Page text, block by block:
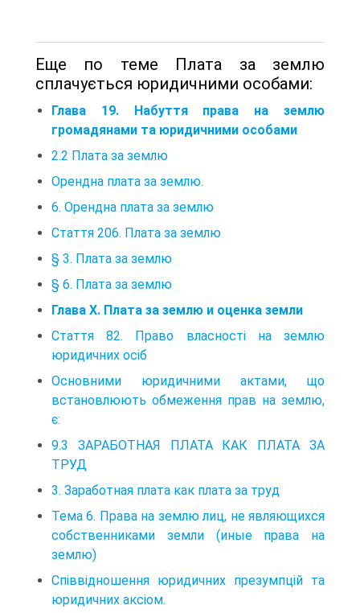
Еще по теме Плата за землю
сплачується юридичними особами:
Глава 19. Набуття права на землю
громадянами та юридичними особами
2.2 Плата за землю
Орендна плата за землю.
6. Орендна плата за землю
Стаття 206. Плата за землю
§ 3. Плата за землю
§ 6. Плата за землю
Глава X. Плата за землю и оценка земли
Стаття 82. Право власності на землю
юридичних осіб
Основними юридичними актами, що
встановлюють обмеження прав на землю,
є:
9.3 ЗАРАБОТНАЯ ПЛАТА КАК ПЛАТА ЗА
ТРУД
3. Заработная плата как плата за труд
Тема 6. Права на землю лиц, не являющихся
собственниками земли (иные права на
землю)
Співвідношення юридичних презумпцій та
юридичних аксіом.